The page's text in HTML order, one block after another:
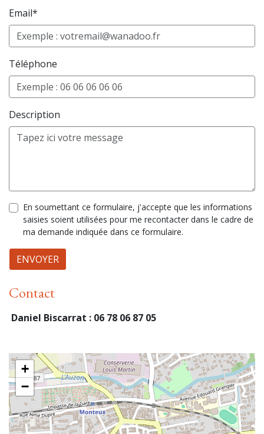
Email*
Téléphone
Description
En soumettant ce formulaire, j'accepte que les informations
saisies soient utilisées pour me recontacter dans le cadre de
ma demande indiquée dans ce formulaire.
ENVOYER
Contact
Daniel Biscarrat : 06 78 06 87 05
+
−